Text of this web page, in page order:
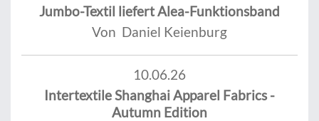
Jumbo-Textil liefert Alea-Funktionsband
Von Daniel Keienburg
10.06.26
Intertextile Shanghai Apparel Fabrics -
Autumn Edition